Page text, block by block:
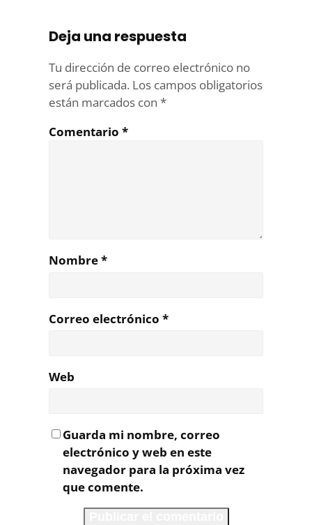
Deja una respuesta
Tu dirección de correo electrónico no
será publicada. Los campos obligatorios
están marcados con *
Comentario *
Nombre*
Correo electrónico *
Web
Guarda mi nombre, correo
electrónico y web en este
navegador para la próxima vez
que comente.